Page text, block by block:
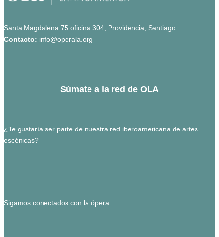
Santa Magdalena 75 oficina 304, Providencia, Santiago.
Contacto: info@operala.org
Súmate a la red de OLA
¿Te gustaría ser parte de nuestra red iberoamericana de artes
escénicas?
Sigamos conectados con la ópera